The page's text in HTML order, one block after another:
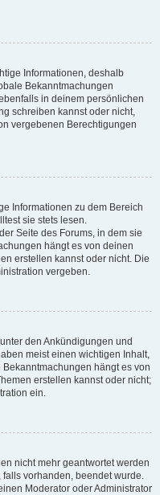
Informationen, deshalb
Bekanntmachungen
in deinem persönlichen
schreiben kannst oder nicht,
vergebenen Berechtigungen
Informationen zu dem Bereich
sie stets lesen.
Seite des Forums, in dem sie
hängt es von deinen
erstellen kannst oder nicht. Die
vergeben.
den Ankündigungen und
meist einen wichtigen Inhalt,
hängt es von
erstellen kannst oder nicht;
ein.
nicht mehr geantwortet werden
vorhanden, beendet wurde.
Moderator oder Administrator